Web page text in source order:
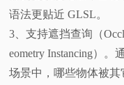
语法更贴近 GLSL。
3、支持遮挡查询（
eometry Instancing）
场景中，哪些物体被